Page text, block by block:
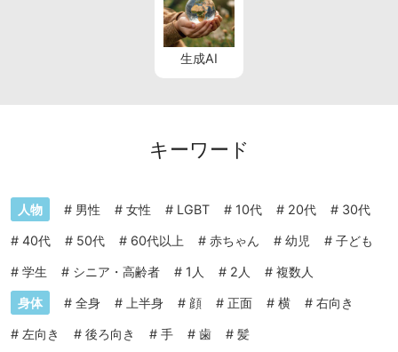
生成AI
キーワード
人物 # 男性 # 女性 # LGBT # 10代 # 20代 # 30代
# 40代 # 50代 # 60代以上 # 赤ちゃん # 幼児 # 子ども
# 学生 # シニア・高齢者 # 1人 # 2人 # 複数人
身体 # 全身 # 上半身 # 顔 # 正面 # 横 # 右向き
# 左向き # 後ろ向き # 手 # 歯 # 髪